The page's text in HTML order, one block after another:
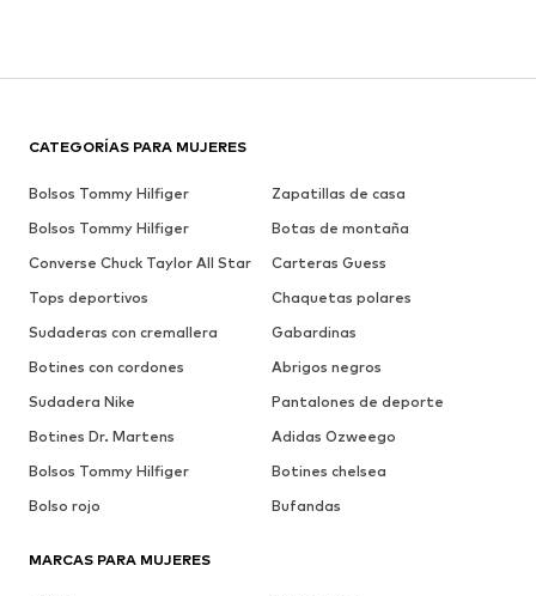
CATEGORÍAS PARA MUJERES
Bolsos Tommy Hilfiger
Zapatillas de casa
Bolsos Tommy Hilfiger
Botas de montaña
Converse Chuck Taylor All Star
Carteras Guess
Tops deportivos
Chaquetas polares
Sudaderas con cremallera
Gabardinas
Botines con cordones
Abrigos negros
Sudadera Nike
Pantalones de deporte
Botines Dr. Martens
Adidas Ozweego
Bolsos Tommy Hilfiger
Botines chelsea
Bolso rojo
Bufandas
MARCAS PARA MUJERES